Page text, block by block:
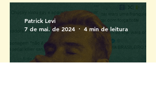
Patrick Levi
7 de mai. de 2024
4 min de leitura